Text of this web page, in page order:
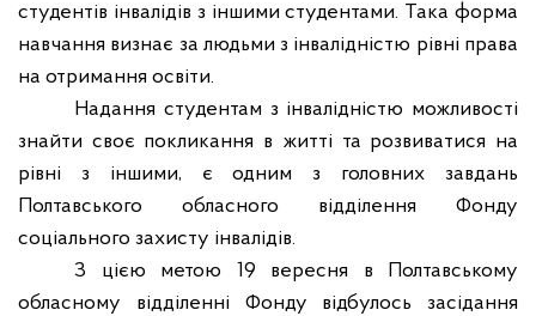
студентів інвалідів з іншими студентами. Така форма
навчання визнає за людьми з інвалідністю рівні права
на отримання освіти.
Надання студентам з інвалідністю можливості
знайти своє покликання в житті та розвиватися на
рівні з іншими, є одним з головних завдань
Полтавського обласного відділення Фонду
соціального захисту інвалідів.
З цією метою 19 вересня в Полтавському
обласному відділенні Фонду відбулось засідання